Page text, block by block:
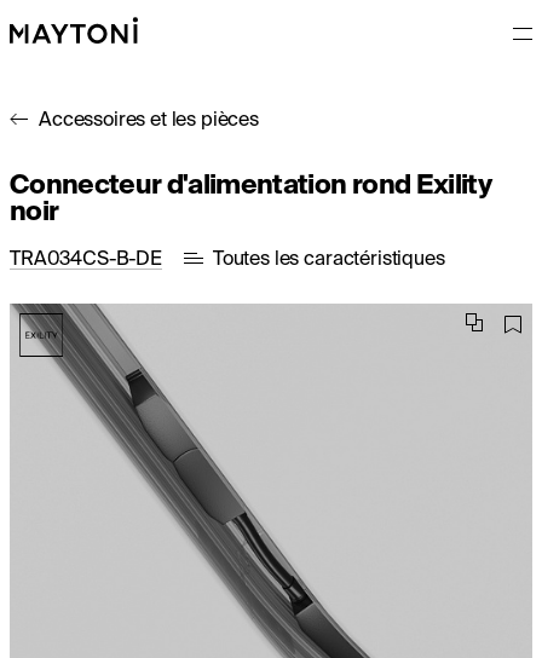
Accessoires et les pièces
Connecteur d'alimentation rond Exility
noir
TRA034CS-B-DE Toutes les caractéristiques